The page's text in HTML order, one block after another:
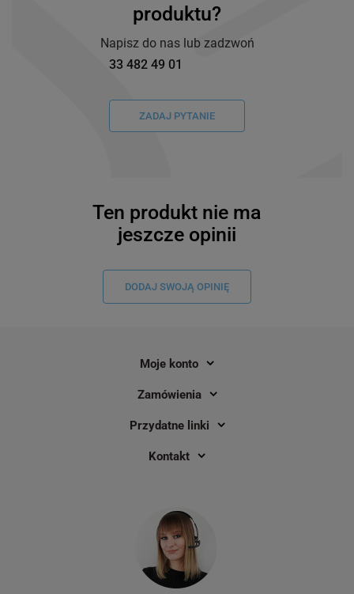
produktu?
Napisz do nas lub zadzwoń
33 482 49 01
ZADAJ PYTANIE
Ten produkt nie ma
jeszcze opinii
DODAJ SWOJĄ OPINIĘ
Moje konto
Zamówienia
Przydatne linki
Kontakt